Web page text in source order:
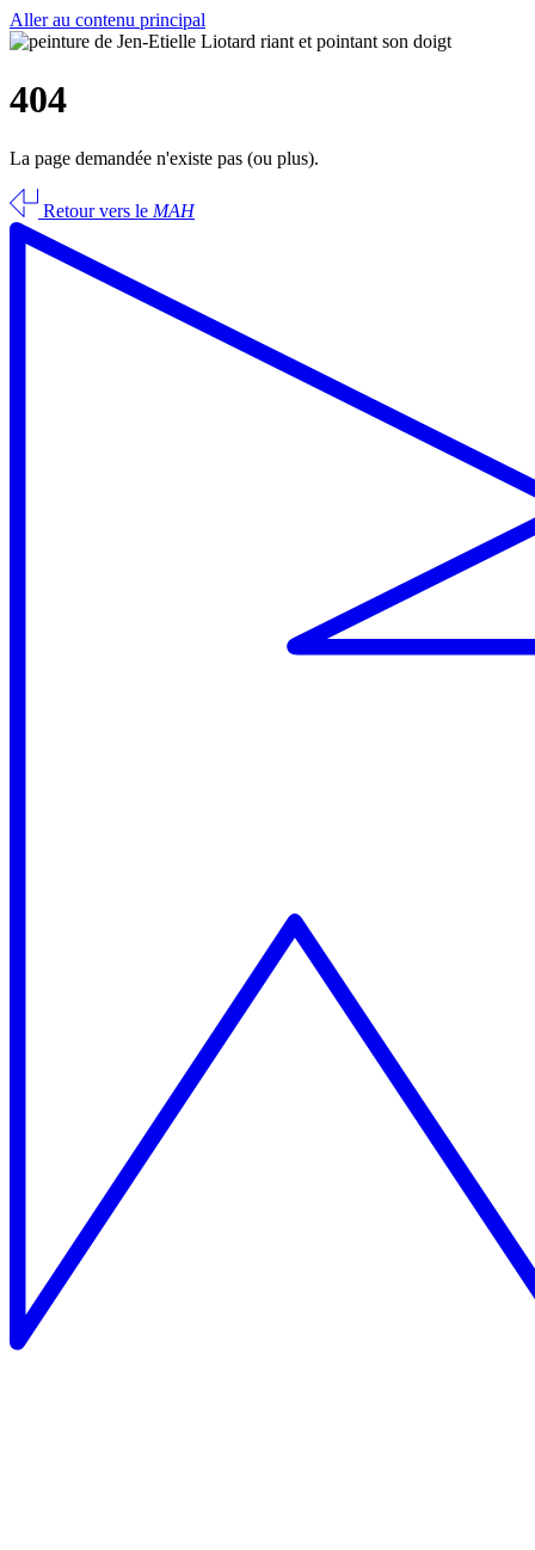
Aller au contenu principal
404
La page demandée n'existe pas (ou plus).
Retour vers le MAH